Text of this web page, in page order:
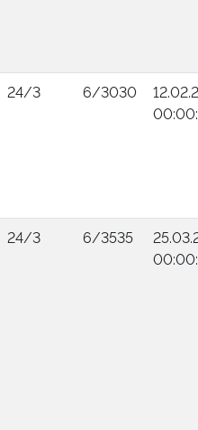
24/3
6/3030
24/3
6/3535